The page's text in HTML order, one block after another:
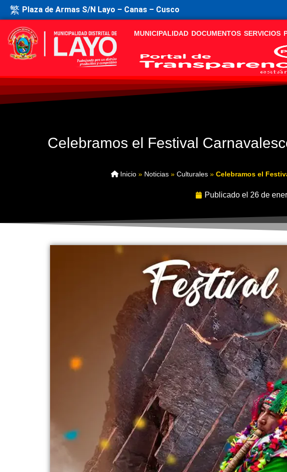
Plaza de Armas S/N Layo – Canas – Cusco
MUNICIPALIDAD DOCUMENTOS SERVICIOS
Celebramos el Festival
Inicio» Noticias» Culturales» Celebramos el
Publicado el 26 de